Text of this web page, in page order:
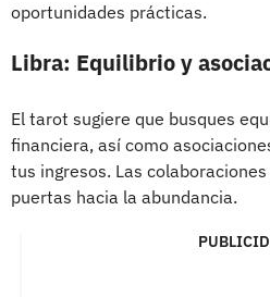
oportunidades prácticas.
Libra: Equilibrio y
El tarot sugiere que busques
financiera, así como
tus ingresos. Las
puertas hacia la abundancia.